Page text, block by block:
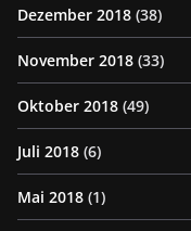
Dezember 2018 (38)
November 2018 (33)
Oktober 2018 (49)
Juli 2018 (6)
Mai 2018 (1)